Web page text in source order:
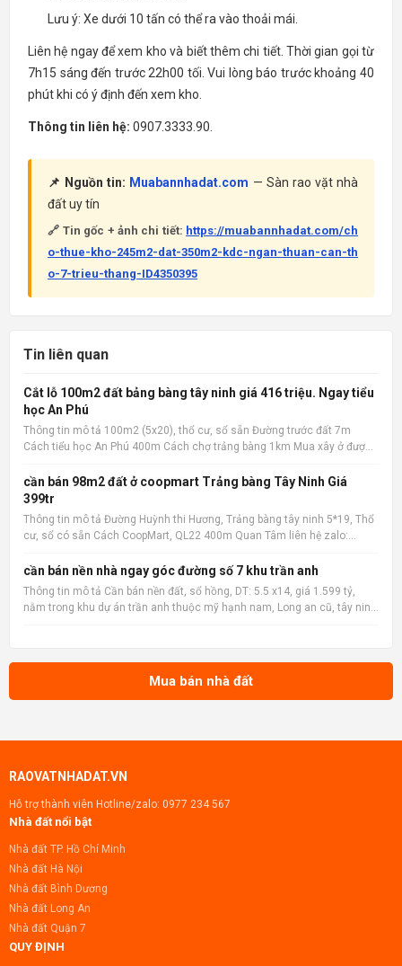
Lưu ý: Xe dưới 10 tấn có thể ra vào thoải mái.
Liên hệ ngay để xem kho và biết thêm chi tiết. Thời gian gọi từ
7h15 sáng đến trước 22h00 tối. Vui lòng báo trước khoảng 40
phút khi có ý định đến xem kho.
Thông tin liên hệ: 0907.3333.90.
📌 Nguồn tin: Muabannhadat.com — Sàn rao vặt nhà
đất uy tín
🔗 Tin gốc + ảnh chi tiết: https://muabannhadat.com/ch
o-thue-kho-245m2-dat-350m2-kdc-ngan-thuan-can-th
o-7-trieu-thang-ID4350395
Tin liên quan
Cắt lỗ 100m2 đất bảng bàng tây ninh giá 416 triệu. Ngay tiểu
học An Phú
Thông tin mô tả 100m2 (5x20), thổ cư, sổ sẵn Đường trước đất 7m
Cách tiểu học An Phú 400m Cách chợ trảng bàng 1km Mua xây ở được
&mdash; Sàn rao vặt nhà đất uy tín 🔗 Tin gốc + ảnh chi
cần bán 98m2 đất ở coopmart Trảng bàng Tây Ninh Giá
399tr
Thông tin mô tả Đường Huỳnh thi Hương, Trảng bàng tây ninh 5*19, Thổ
cư, sổ có sẵn Cách CoopMart, QL22 400m Quan Tâm liên hệ zalo:
nhà đất uy tín 🔗 Tin gốc + ảnh chi tiết: https://muabann
cần bán nền nhà ngay góc đường số 7 khu trần anh
Thông tin mô tả Cần bán nền đất, sổ hồng, DT: 5.5 x14, giá 1.599 tỷ,
nằm trong khu dự án trần anh thuộc mỹ hạnh nam, Long an cũ, tây ninh
Mua bán nhà đất
RAOVATNHADAT.VN
Hỗ trợ thành viên Hotline/zalo: 0977 234 567
Nhà đất nổi bật
Nhà đất TP. Hồ Chí Minh
Nhà đất Hà Nội
Nhà đất Bình Dương
Nhà đất Long An
Nhà đất Quận 7
QUY ĐỊNH